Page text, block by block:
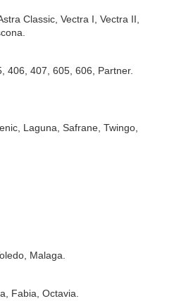
Classic, Vectra I, Vectra II,
406, 407, 605, 606, Partner.
Laguna, Safrane, Twingo,
Malaga.
Fabia, Octavia.